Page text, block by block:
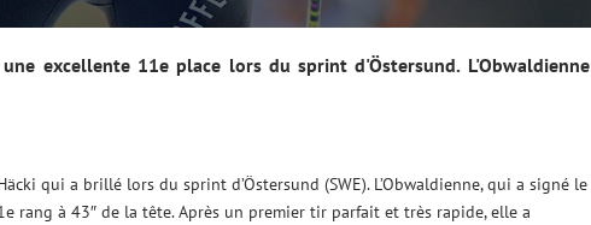
excellente 11e place lors du sprint d'Östersund. L'Obwaldienne
qui a brillé lors du sprint d’Östersund (SWE). L’Obwaldienne, qui a signé le
rang à 43″ de la tête. Après un premier tir parfait et très rapide, elle a